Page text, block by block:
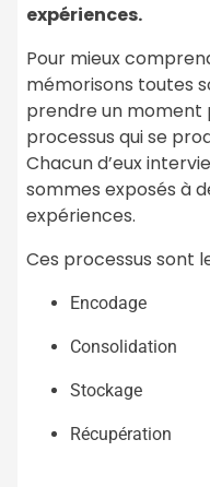
expériences.
Pour mieux
mémorisons toutes
prendre un moment
processus qui se
Chacun d’eux
sommes exposés à
expériences.
Ces processus sont
Encodage
Consolidation
Stockage
Récupération